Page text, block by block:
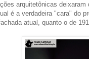
arquitetônicas
é a verdadeira "cara" do
atual, quanto o de